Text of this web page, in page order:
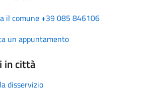
il comune +39 085 846106
un appuntamento
in città
disservizio